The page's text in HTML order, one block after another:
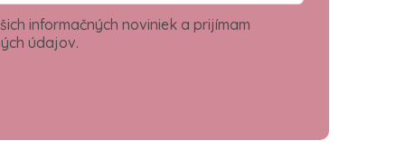
informačných noviniek a prijímam
údajov.